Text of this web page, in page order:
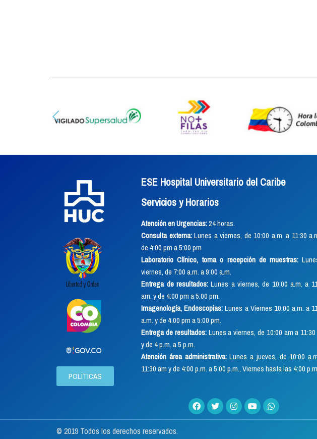
POLÍTICAS
ESE Hospital Universitario del Caribe
Servicios y Horarios
Atención en Urgencias:24 horas.
Consulta externa:Lunes a viernes, de 10:00 a.m. a 11:30
de 4:00 pm a 5:00 pm
Laboratorio Clínico, toma o recepción de muestras:
viernes, de 7:00 a.m. a 9:00 a.m.
Entrega de resultados: Lunes a viernes, de 10:00 a.m. a
am. y de 4:00 pm a 5:00 pm.
Imagenología, Endoscopias:Lunes a Viernes 10:00 a.m. a
a.m. y de 4:00 pm a 5:00 pm.
Entrega de resultados:Lunes a viernes, de 10:00 am a
y de 4 p.m. a 5 p.m.
Atención área administrativa:Lunes a jueves, de 10:00
11:30 am y de 4:00 p.m. a 5:00 p.m., Viernes hasta las 4:00
© 2019 Todos los derechos reservados.